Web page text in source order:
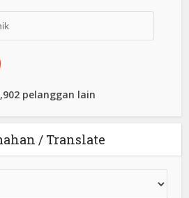
pelanggan lain
/ Translate